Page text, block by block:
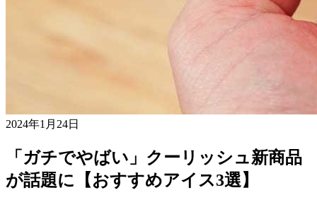
2024年1月24日
「ガチでやばい」クーリッシュ新商品
が話題に【おすすめアイス3選】